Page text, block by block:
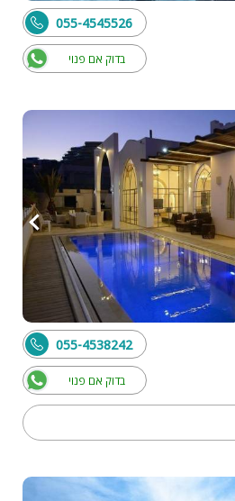
בדוק אם פנוי
055-4545526
בדוק אם פנוי
055-4538242